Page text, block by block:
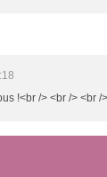
!<br /> <br /> <br /